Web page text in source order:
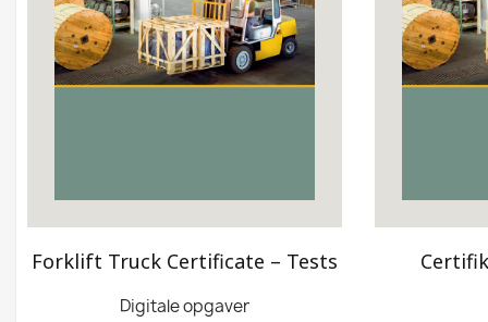
Forklift Truck Certificate – Tests
Digitale opgaver